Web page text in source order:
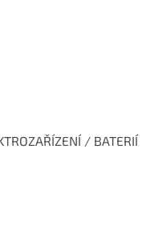
/ BATERIÍ